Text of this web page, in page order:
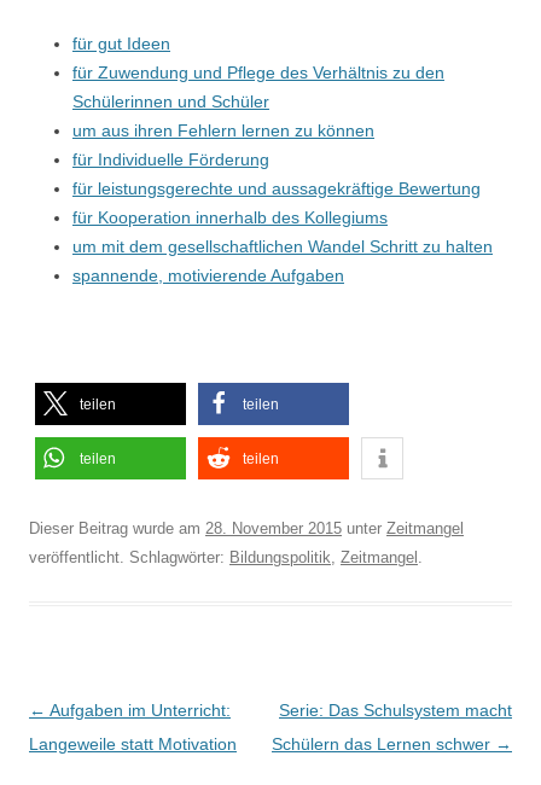
für gut Ideen
für Zuwendung und Pflege des Verhältnis zu den
Schülerinnen und Schüler
um aus ihren Fehlern lernen zu können
für Individuelle Förderung
für leistungsgerechte und aussagekräftige Bewertung
für Kooperation innerhalb des Kollegiums
um mit dem gesellschaftlichen Wandel Schritt zu halten
spannende, motivierende Aufgaben
teilen teilen
teilen teilen
Dieser Beitrag wurde am 28. November 2015 unter Zeitmangel
veröffentlicht. Schlagwörter: Bildungspolitik, Zeitmangel .
Beitragsnavigation
← Aufgaben im Unterricht:
Langeweile statt Motivation
Serie: Das Schulsystem macht
Schülern das Lernen schwer →